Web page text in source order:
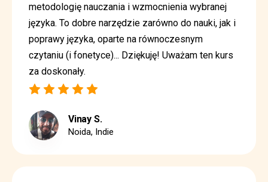
metodologię nauczania i wzmocnienia wybranej
języka. To dobre narzędzie zarówno do nauki, jak i
poprawy języka, oparte na równoczesnym
czytaniu (i fonetyce)... Dziękuję! Uważam ten kurs
za doskonały.
Vinay S.
Noida, Indie